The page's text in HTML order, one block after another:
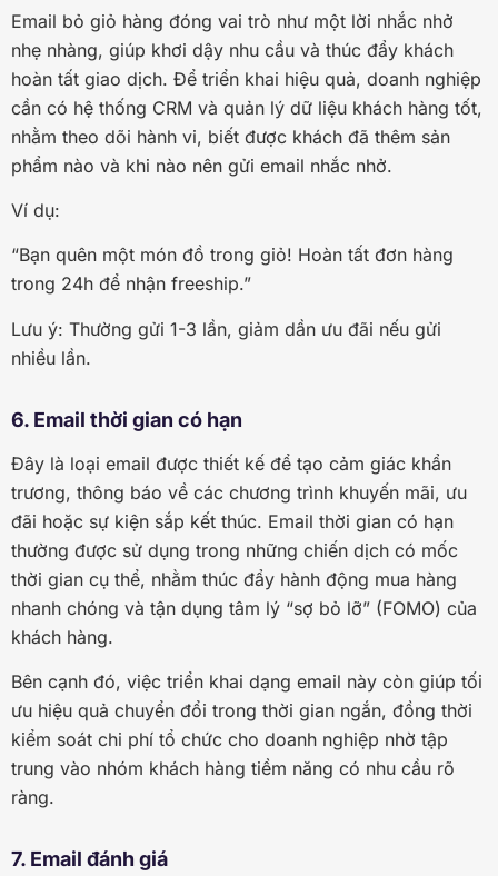
Email bỏ giỏ hàng đóng vai trò như một lời nhắc nhở
nhẹ nhàng, giúp khơi dậy nhu cầu và thúc đẩy khách
hoàn tất giao dịch. Để triển khai hiệu quả, doanh nghiệp
cần có hệ thống CRM và quản lý dữ liệu khách hàng tốt,
nhằm theo dõi hành vi, biết được khách đã thêm sản
phẩm nào và khi nào nên gửi email nhắc nhở.
Ví dụ:
“Bạn quên một món đồ trong giỏ! Hoàn tất đơn hàng
trong 24h để nhận freeship.”
Lưu ý: Thường gửi 1-3 lần, giảm dần ưu đãi nếu gửi
nhiều lần.
6. Email thời gian có hạn
Đây là loại email được thiết kế để tạo cảm giác khẩn
trương, thông báo về các chương trình khuyến mãi, ưu
đãi hoặc sự kiện sắp kết thúc. Email thời gian có hạn
thường được sử dụng trong những chiến dịch có mốc
thời gian cụ thể, nhằm thúc đẩy hành động mua hàng
nhanh chóng và tận dụng tâm lý “sợ bỏ lỡ” (FOMO) của
khách hàng.
Bên cạnh đó, việc triển khai dạng email này còn giúp tối
ưu hiệu quả chuyển đổi trong thời gian ngắn, đồng thời
kiểm soát chi phí tổ chức cho doanh nghiệp nhờ tập
trung vào nhóm khách hàng tiềm năng có nhu cầu rõ
ràng.
7. Email đánh giá